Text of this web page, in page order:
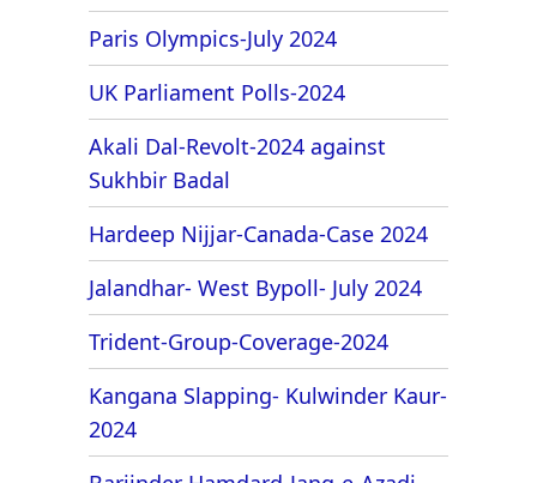
Paris Olympics-July 2024
UK Parliament Polls-2024
Akali Dal-Revolt-2024 against
Sukhbir Badal
Hardeep Nijjar-Canada-Case 2024
Jalandhar- West Bypoll- July 2024
Trident-Group-Coverage-2024
Kangana Slapping- Kulwinder Kaur-
2024